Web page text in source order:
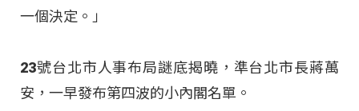
一個決定。」
23號台北市人事布局謎底揭曉，準台北市長蔣萬
安，一早發布第四波的小內閣名單。